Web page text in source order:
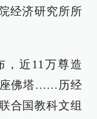
经济研究所所
，近11万尊造
座佛塔……历经
合国教科文组